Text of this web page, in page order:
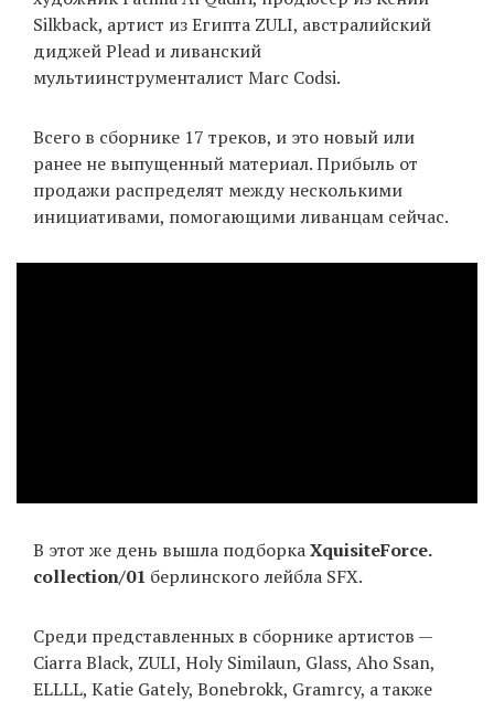
Silkback, артист из Египта ZULI, австралийский
диджей Plead и ливанский
мультиинструменталист Marc Codsi.
Всего в сборнике 17 треков, и это новый или
ранее не выпущенный материал. Прибыль от
продажи распределят между несколькими
инициативами, помогающими ливанцам сейчас.
В этот же день вышла подборкаXquisiteForce​.​
collection​/​01 берлинского лейбла SFX.
Среди представленных в сборнике артистов —
Ciarra Black, ZULI, Holy Similaun, Glass, Aho Ssan,
ELLLL, Katie Gately, Bonebrokk, Gramrcy, а также